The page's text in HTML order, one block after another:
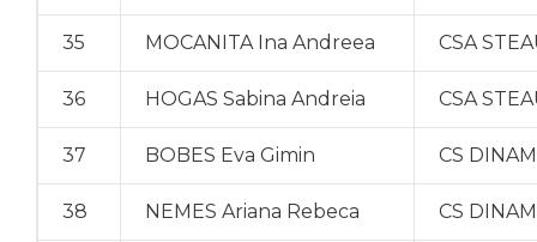
35 MOCANITA Ina Andreea CSA
36 HOGAS Sabina Andreia CSA
37 BOBES Eva Gimin CS
38 NEMES Ariana Rebeca CS